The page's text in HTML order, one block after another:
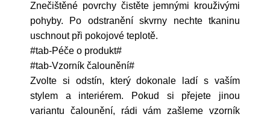
Znečištěné povrchy čistěte jemnými krouživými
pohyby. Po odstranění skvrny nechte tkaninu
uschnout při pokojové teplotě.
#tab-Péče o produkt#
#tab-Vzorník čalounění#
Zvolte si odstín, který dokonale ladí s vaším
stylem a interiérem. Pokud si přejete jinou
variantu čalounění, rádi vám zašleme vzorník